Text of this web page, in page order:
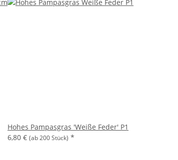
Hohes Pampasgras 'Weiße Feder' P1
6,80 € (ab 200 Stück) *